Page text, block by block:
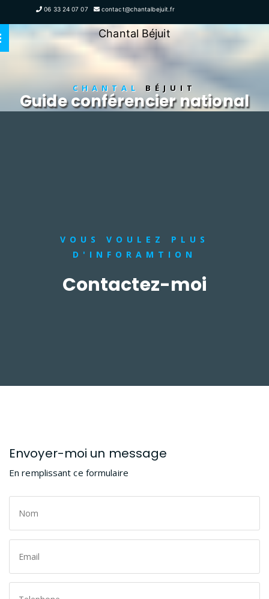
06 33 24 07 07 contact@chantalbejuit.fr
Chantal Béjuit
CHANTAL BÉJUIT
Guide conférencier national
VOUS VOULEZ PLUS
D'INFORAMTION
Contactez-moi
Envoyer-moi un message
En remplissant ce formulaire